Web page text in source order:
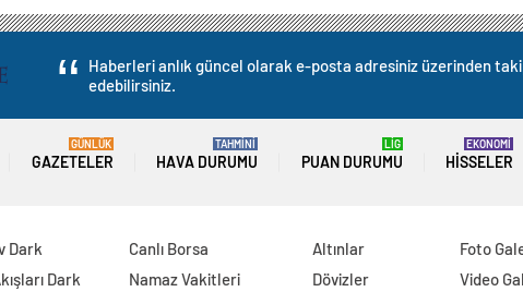
Haberleri anlık güncel olarak e-posta adresiniz üzerinden
edebilirsiniz.
GAZETELER
GÜNLÜK
HAVA DURUMU
TAHMİNİ
PUAN DURUMU
LİG
HISSELER
EKONOMİ
Dark
Dark
Canlı Borsa
Namaz Vakitleri
Altınlar
Dövizler
Foto
Video